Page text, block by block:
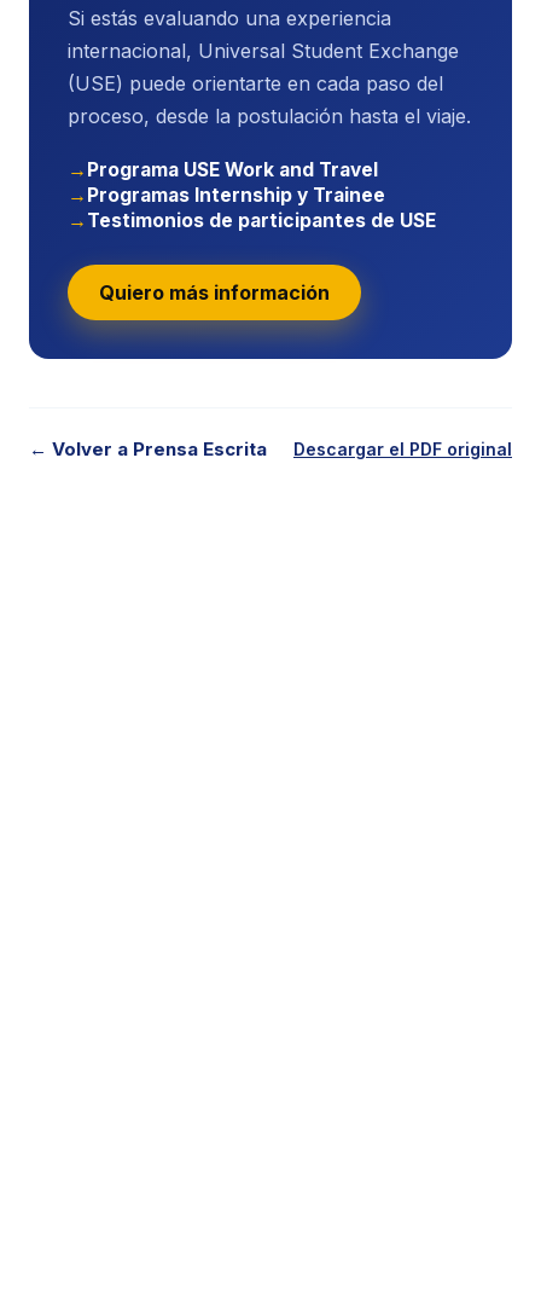
Si estás evaluando una experiencia
internacional, Universal Student Exchange
(USE) puede orientarte en cada paso del
proceso, desde la postulación hasta el viaje.
Programa USE Work and Travel
Programas Internship y Trainee
Testimonios de participantes de USE
Quiero más información
← Volver a Prensa Escrita Descargar el PDF original